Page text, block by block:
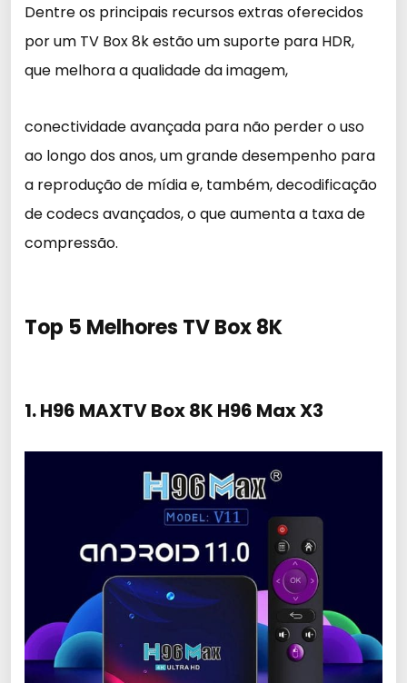
Dentre os principais recursos extras oferecidos
por um TV Box 8k estão um suporte para HDR,
que melhora a qualidade da imagem,
conectividade avançada para não perder o uso
ao longo dos anos, um grande desempenho para
a reprodução de mídia e, também, decodificação
de codecs avançados, o que aumenta a taxa de
compressão.
Top 5 Melhores TV Box 8K
1. H96 MAXTV Box 8K H96 Max X3